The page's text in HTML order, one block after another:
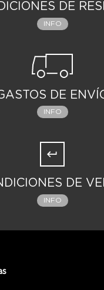
DE
INFO
DE
INFO
DE
INFO